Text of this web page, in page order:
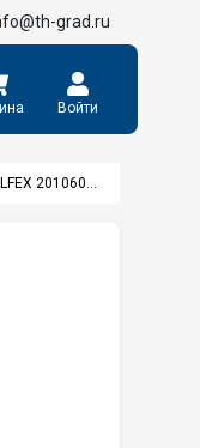
grad.ru
Войти
20106050